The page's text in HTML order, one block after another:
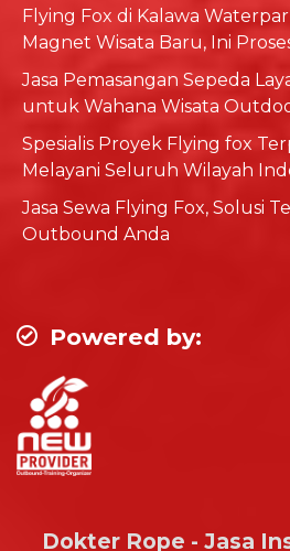
Flying Fox di Kalawa
Magnet Wisata Baru, Ini
Jasa Pemasangan Sepeda
untuk Wahana Wisata
Spesialis Proyek Flying fox
Melayani Seluruh Wilayah
Jasa Sewa Flying Fox, Solusi
Outbound Anda
Powered by:
Dokter Rope - Jasa